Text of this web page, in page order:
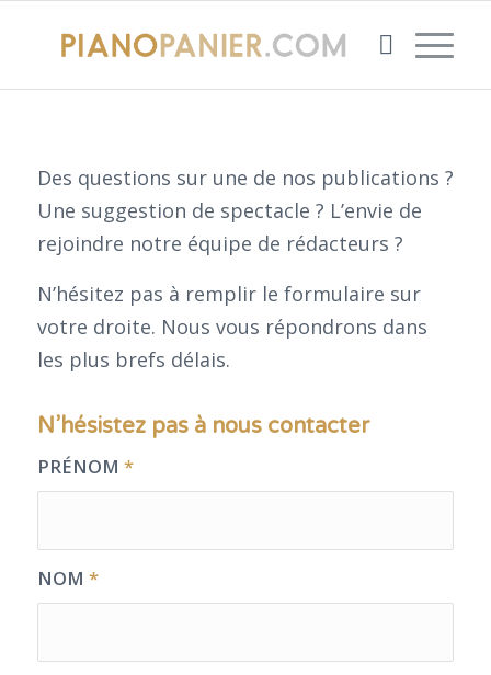
Des questions sur une de nos publications ?
Une suggestion de spectacle ? L’envie de
rejoindre notre équipe de rédacteurs ?
N’hésitez pas à remplir le formulaire sur
votre droite. Nous vous répondrons dans
les plus brefs délais.
N’hésistez pas à nous contacter
PRÉNOM *
NOM *